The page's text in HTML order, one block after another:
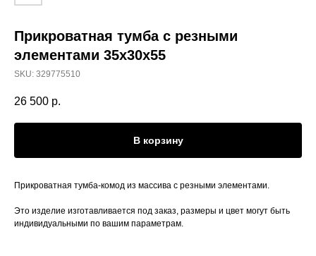
Прикроватная тумба с резными
элементами 35х30х55
SKU: 329775510
26 500 р.
В корзину
Прикроватная тумба-комод из массива с резными элементами.
Это изделие изготавливается под заказ, размеры и цвет могут быть
индивидуальными по вашим параметрам.